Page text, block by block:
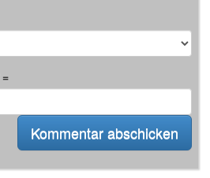
=